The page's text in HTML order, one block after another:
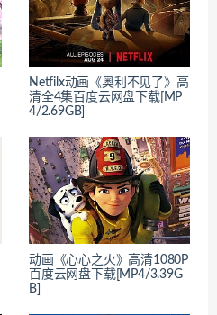
Netfilx动画《奥利不见了》高
清全4集百度云网盘下载[MP
4/2.69GB]
动画《心心之火》高清1080P
百度云网盘下载[MP4/3.39G
B]